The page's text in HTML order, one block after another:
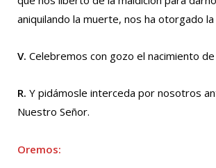
aniquilando la muerte, nos ha otorgado
V. Celebremos con gozo el nacimiento de
R. Y pidámosle interceda por nosotros
Nuestro Señor.
Oremos: